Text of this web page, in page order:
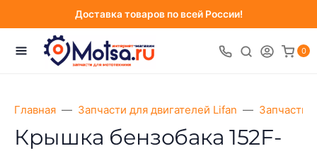
Доставка товаров по всей России!
0
Главная Запчасти для двигателей Lifan Запчасти
Крышка бензобака 152F-